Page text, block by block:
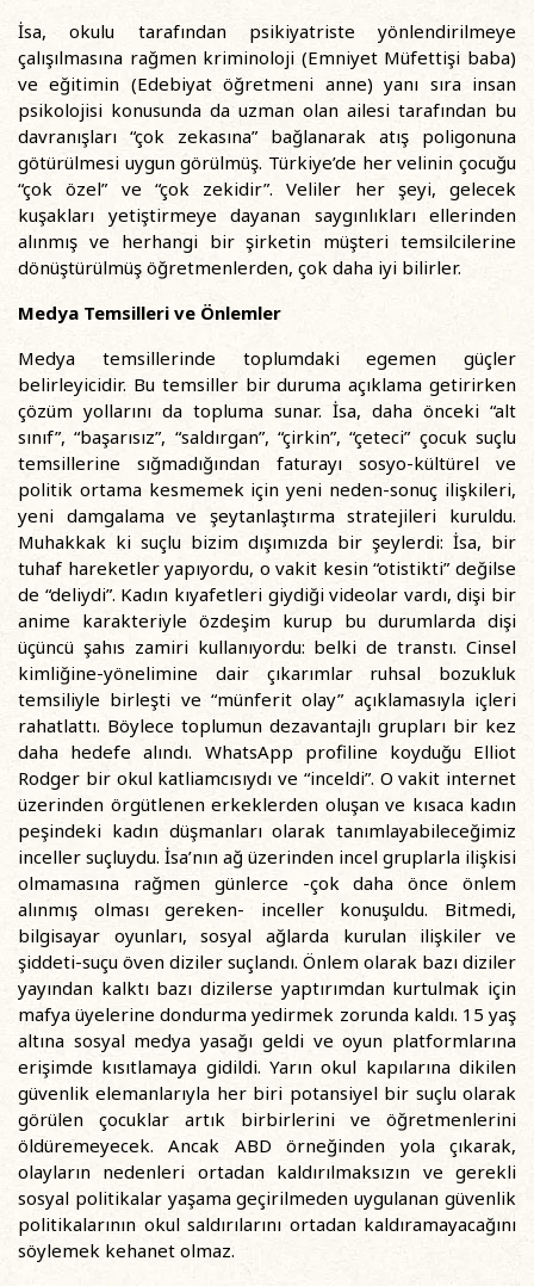
İsa, okulu tarafından psikiyatriste yönlendirilmeye
çalışılmasına rağmen kriminoloji (Emniyet Müfettişi baba)
ve eğitimin (Edebiyat öğretmeni anne) yanı sıra insan
psikolojisi konusunda da uzman olan ailesi tarafından bu
davranışları “çok zekasına” bağlanarak atış poligonuna
götürülmesi uygun görülmüş. Türkiye’de her velinin çocuğu
“çok özel” ve “çok zekidir”. Veliler her şeyi, gelecek
kuşakları yetiştirmeye dayanan saygınlıkları ellerinden
alınmış ve herhangi bir şirketin müşteri temsilcilerine
dönüştürülmüş öğretmenlerden, çok daha iyi bilirler.
Medya Temsilleri ve Önlemler
Medya temsillerinde toplumdaki egemen güçler
belirleyicidir. Bu temsiller bir duruma açıklama getirirken
çözüm yollarını da topluma sunar. İsa, daha önceki “alt
sınıf”, “başarısız”, “saldırgan”, “çirkin”, “çeteci” çocuk suçlu
temsillerine sığmadığından faturayı sosyo-kültürel ve
politik ortama kesmemek için yeni neden-sonuç ilişkileri,
yeni damgalama ve şeytanlaştırma stratejileri kuruldu.
Muhakkak ki suçlu bizim dışımızda bir şeylerdi: İsa, bir
tuhaf hareketler yapıyordu, o vakit kesin “otistikti” değilse
de “deliydi”. Kadın kıyafetleri giydiği videolar vardı, dişi bir
anime karakteriyle özdeşim kurup bu durumlarda dişi
üçüncü şahıs zamiri kullanıyordu: belki de transtı. Cinsel
kimliğine-yönelimine dair çıkarımlar ruhsal bozukluk
temsiliyle birleşti ve “münferit olay” açıklamasıyla içleri
rahatlattı. Böylece toplumun dezavantajlı grupları bir kez
daha hedefe alındı. WhatsApp profiline koyduğu Elliot
Rodger bir okul katliamcısıydı ve “inceldi”. O vakit internet
üzerinden örgütlenen erkeklerden oluşan ve kısaca kadın
peşindeki kadın düşmanları olarak tanımlayabileceğimiz
inceller suçluydu. İsa’nın ağ üzerinden incel gruplarla ilişkisi
olmamasına rağmen günlerce -çok daha önce önlem
alınmış olması gereken- inceller konuşuldu. Bitmedi,
bilgisayar oyunları, sosyal ağlarda kurulan ilişkiler ve
şiddeti-suçu öven diziler suçlandı. Önlem olarak bazı diziler
yayından kalktı bazı dizilerse yaptırımdan kurtulmak için
mafya üyelerine dondurma yedirmek zorunda kaldı. 15 yaş
altına sosyal medya yasağı geldi ve oyun platformlarına
erişimde kısıtlamaya gidildi. Yarın okul kapılarına dikilen
güvenlik elemanlarıyla her biri potansiyel bir suçlu olarak
görülen çocuklar artık birbirlerini ve öğretmenlerini
öldüremeyecek. Ancak ABD örneğinden yola çıkarak,
olayların nedenleri ortadan kaldırılmaksızın ve gerekli
sosyal politikalar yaşama geçirilmeden uygulanan güvenlik
politikalarının okul saldırılarını ortadan kaldıramayacağını
söylemek kehanet olmaz.